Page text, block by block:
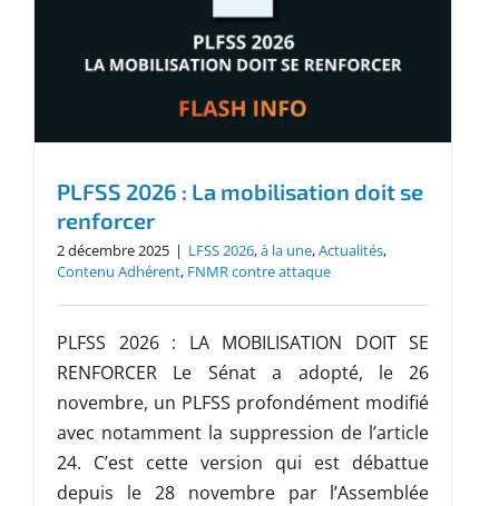
PLFSS 2026 : La mobilisation doit se
renforcer
2 décembre 2025 | LFSS 2026,à la une,Actualités,
Contenu Adhérent, FNMR contre attaque
PLFSS 2026 : LA MOBILISATION DOIT SE
RENFORCER Le Sénat a adopté, le 26
novembre, un PLFSS profondément modifié
avec notamment la suppression de l’article
24. C’est cette version qui est débattue
depuis le 28 novembre par l’Assemblée